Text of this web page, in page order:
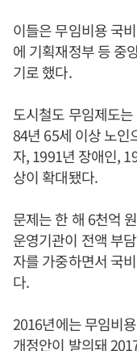
이들은 무임비용 국
에 기획재정부 등 중
기로 했다.
도시철도 무임제도
84년 65세 이상 노인
자, 1991년 장애인,
상이 확대됐다.
문제는 한 해 6천억
운영기관이 전액 부
자를 가중하면서 국
다.
2016년에는 무임비
개정안이 발의돼